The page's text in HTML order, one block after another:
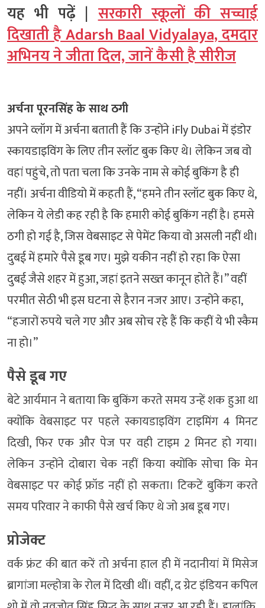
यह भी पढ़ें |सरकारी स्कूलों की सच्चाई
दिखाती है Adarsh Baal Vidyalaya, दमदार
अभिनय ने जीता दिल, जानें कैसी है सीरीज
अर्चना पूरनसिंह के साथ ठगी
अपने व्लॉग में अर्चना बताती हैं कि उन्होंने iFly Dubai में इंडोर
स्कायडाइविंग के लिए तीन स्लॉट बुक किए थे। लेकिन जब वो
वहां पहुंचे, तो पता चला कि उनके नाम से कोई बुकिंग है ही
नहीं। अर्चना वीडियो में कहती हैं, “हमने तीन स्लॉट बुक किए थे,
लेकिन ये लेडी कह रही है कि हमारी कोई बुकिंग नहीं है। हमसे
ठगी हो गई है, जिस वेबसाइट से पेमेंट किया वो असली नहीं थी।
दुबई में हमारे पैसे डूब गए। मुझे यकीन नहीं हो रहा कि ऐसा
दुबई जैसे शहर में हुआ, जहां इतने सख्त कानून होते हैं।” वहीं
परमीत सेठी भी इस घटना से हैरान नजर आए। उन्होंने कहा,
“हजारों रुपये चले गए और अब सोच रहे हैं कि कहीं ये भी स्कैम
ना हो।”
पैसे डूब गए
बेटे आर्यमान ने बताया कि बुकिंग करते समय उन्हें शक हुआ था
क्योंकि वेबसाइट पर पहले स्कायडाइविंग टाइमिंग 4 मिनट
दिखी, फिर एक और पेज पर वही टाइम 2 मिनट हो गया।
लेकिन उन्होंने दोबारा चेक नहीं किया क्योंकि सोचा कि मेन
वेबसाइट पर कोई फ्रॉड नहीं हो सकता। टिकटें बुकिंग करते
समय परिवार ने काफी पैसे खर्च किए थे जो अब डूब गए।
प्रोजेक्ट
वर्क फ्रंट की बात करें तो अर्चना हाल ही में नदानीयां में मिसेज
ब्रागांजा मल्होत्रा के रोल में दिखी थीं। वहीं, द ग्रेट इंडियन कपिल